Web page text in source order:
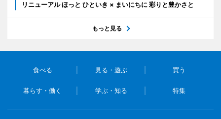
リニューアル ほっと ひといき × まいにちに 彩りと豊かさと
もっと見る
食べる 見る・遊ぶ 買う
暮らす・働く 学ぶ・知る 特集